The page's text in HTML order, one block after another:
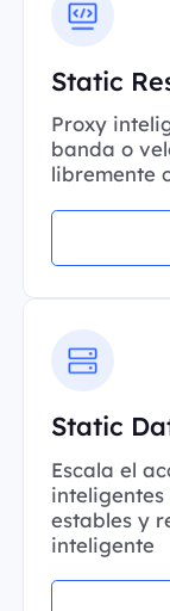
Static
Proxy
banda o
libremente
Static
Escala el
estables y
inteligente